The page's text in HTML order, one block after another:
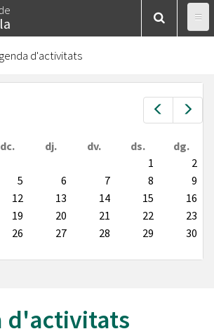
d'activitats
Prev
dc. dj. dv. ds.
dg.
1
2
5 6 7 8
9
12 13 14 15
16
19 20 21 22
23
26 27 28 29
30
d'activitats